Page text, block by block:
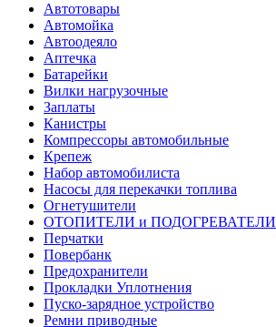
Автотовары
Автомойка
Автоодеяло
Аптечка
Батарейки
Вилки нагрузочные
Заплаты
Канистры
Компрессоры автомобильные
Крепеж
Набор автомобилиста
Насосы для перекачки топлива
Огнетушители
ОТОПИТЕЛИ и ПОДОГРЕВАТЕЛИ
Перчатки
Повербанк
Предохранители
Прокладки Уплотнения
Пуско-зарядное устройство
Ремни приводные